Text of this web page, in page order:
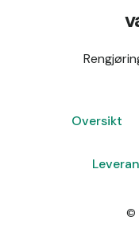
Oversikt
©